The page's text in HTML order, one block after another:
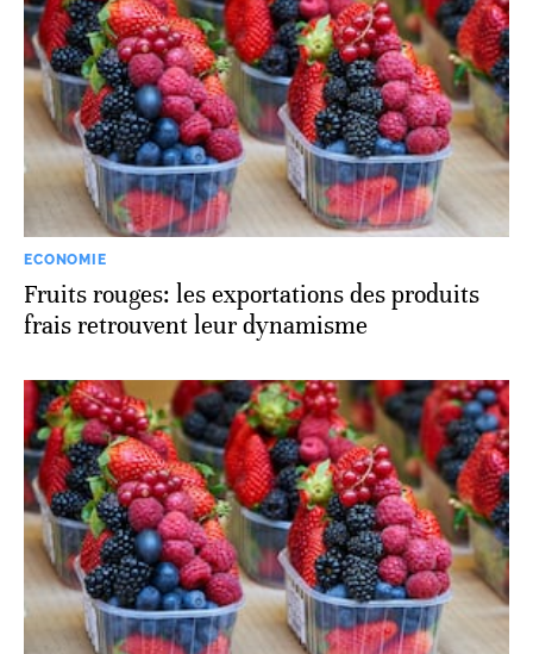
ECONOMIE
Fruits rouges: les exportations des produits
frais retrouvent leur dynamisme